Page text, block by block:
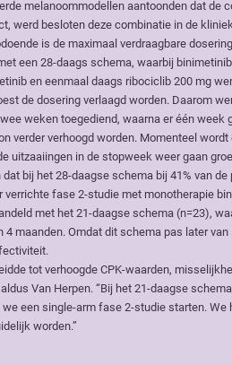
melanoommodellen aantoonden dat de
besloten deze combinatie in de
is de maximaal verdraagbare
een 28-daags schema, waarbij
en eenmaal daags ribociclib 200 mg
de dosering verlaagd worden. Daarom
weken toegediend, waarna er één
verder verhoogd worden. Momenteel
uitzaaiingen in de stopweek weer gaan
bij het 28-daagse schema bij 41% van
fase 2-studie met monotherapie
met het 21-daagse schema (n=23),
maanden. Omdat dit schema pas later
tot verhoogde CPK-waarden,
Van Herpen. “Bij het 21-daagse
een single-arm fase 2-studie starten.
worden.”